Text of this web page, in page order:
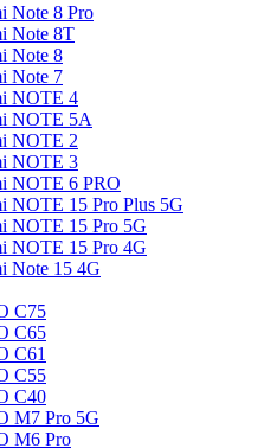
Note 8 Pro
Note 8T
Note 8
Note 7
NOTE 4
NOTE 5A
NOTE 2
NOTE 3
NOTE 6 PRO
NOTE 15 Pro Plus 5G
NOTE 15 Pro 5G
NOTE 15 Pro 4G
Note 15 4G
C75
C65
C61
C55
C40
M7 Pro 5G
M6 Pro